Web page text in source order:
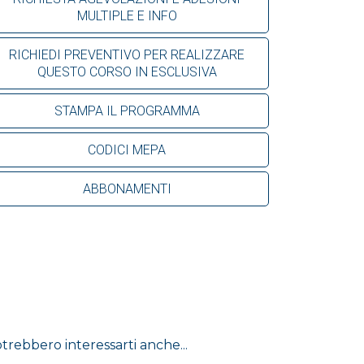
MULTIPLE E INFO
RICHIEDI PREVENTIVO PER REALIZZARE
QUESTO CORSO IN ESCLUSIVA
STAMPA IL PROGRAMMA
CODICI MEPA
ABBONAMENTI
interessarti anche...